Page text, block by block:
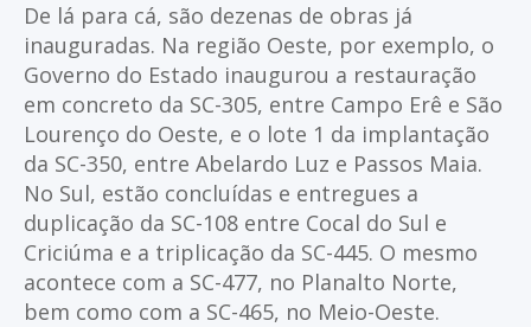
De lá para cá, são dezenas de obras já
inauguradas. Na região Oeste, por exemplo, o
Governo do Estado inaugurou a restauração
em concreto da SC-305, entre Campo Erê e São
Lourenço do Oeste, e o lote 1 da implantação
da SC-350, entre Abelardo Luz e Passos Maia.
No Sul, estão concluídas e entregues a
duplicação da SC-108 entre Cocal do Sul e
Criciúma e a triplicação da SC-445. O mesmo
acontece com a SC-477, no Planalto Norte,
bem como com a SC-465, no Meio-Oeste.